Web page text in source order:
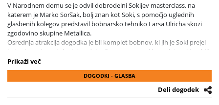
V Narodnem domu se je odvil dobrodelni Sokijev masterclass, na
katerem je Marko Soršak, bolj znan kot Soki, s pomočjo uglednih
glasbenih kolegov predstavil bobnarsko tehniko Larsa Ulricha skozi
zgodovino skupine Metallica.
Osrednja atrakcija dogodka je bil komplet bobnov, ki jih je Soki prejel
kot priznanje za dolgoletno delo. Gre za enega od kompletov, ki so bili
narejeni ob 40. obletnici sodelovanja Larsa Ulricha z znamko Tama.
Kompletu pripada certifikat, ki dokazuje, da gre za enega izmed
izvirnih kompletov in ne za reprodukcijo. Bobni so unikatno izdelani in
Prikaži več
DOGODKI - GLASBA
Deli dogodek